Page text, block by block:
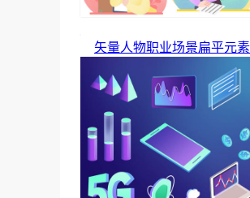
矢量人物职业场景扁平元素